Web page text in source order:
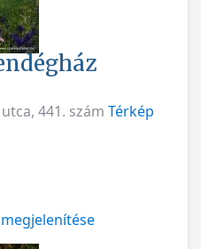
441. szám Térkép